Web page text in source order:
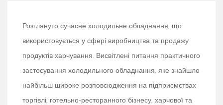
Розглянуто сучасне холодильне обладнання, що
використовується у сфері виробництва та продажу
продуктів харчування. Висвітлені питання практичного
застосування холодильного обладнання, яке знайшло
найбільш широке розповсюдження на підприємствах
торгівлі, готельно-ресторанного бізнесу, харчової та